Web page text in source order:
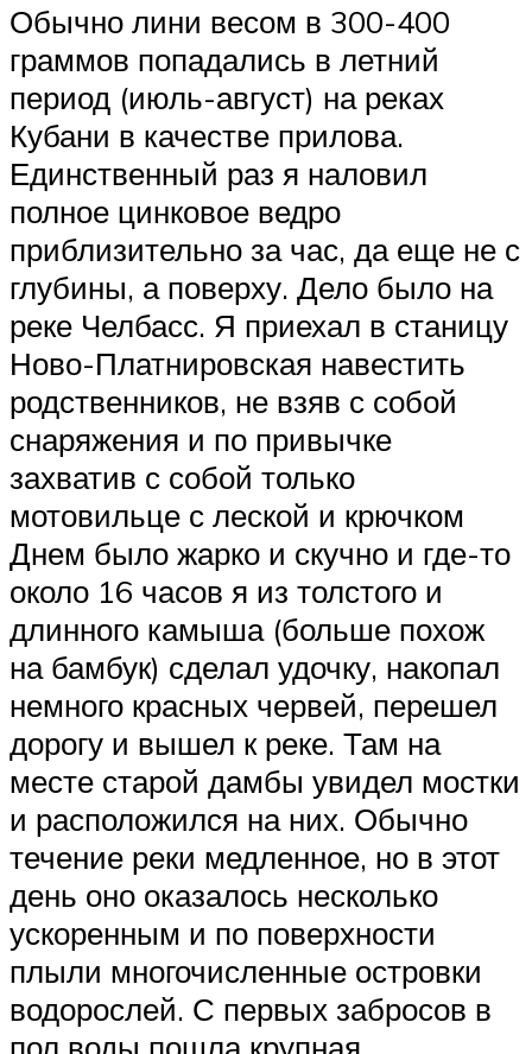
Обычно лини весом в 300-400
граммов попадались в летний
период (июль-август) на реках
Кубани в качестве прилова.
Единственный раз я наловил
полное цинковое ведро
приблизительно за час, да еще не с
глубины, а поверху. Дело было на
реке Челбасс. Я приехал в станицу
Ново-Платнировская навестить
родственников, не взяв с собой
снаряжения и по привычке
захватив с собой только
мотовильце с леской и крючком
Днем было жарко и скучно и где-то
около 16 часов я из толстого и
длинного камыша (больше похож
на бамбук) сделал удочку, накопал
немного красных червей, перешел
дорогу и вышел к реке. Там на
месте старой дамбы увидел мостки
и расположился на них. Обычно
течение реки медленное, но в этот
день оно оказалось несколько
ускоренным и по поверхности
плыли многочисленные островки
водорослей. С первых забросов в